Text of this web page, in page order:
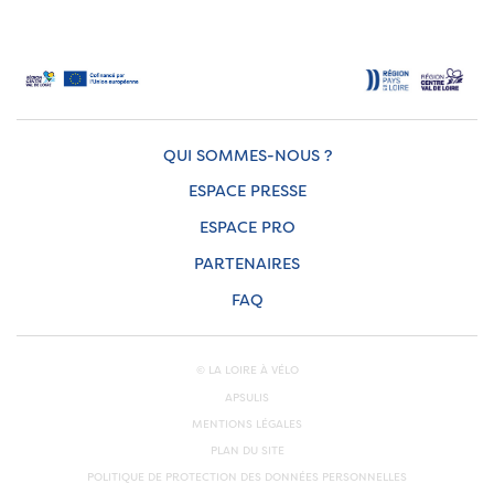
QUI SOMMES-NOUS ?
ESPACE PRESSE
ESPACE PRO
PARTENAIRES
FAQ
© LA LOIRE À VÉLO
APSULIS
MENTIONS LÉGALES
PLAN DU SITE
POLITIQUE DE PROTECTION DES DONNÉES PERSONNELLES